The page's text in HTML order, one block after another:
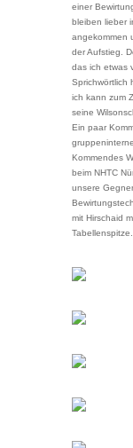
einer
bleiben lieber
angekommen
der Aufstieg.
das ich etwas
Sprichwörtlich
ich kann zum
seine
Ein paar
Kommendes
beim NHTC
unsere
mit Hirschaid
Tabellenspitze.